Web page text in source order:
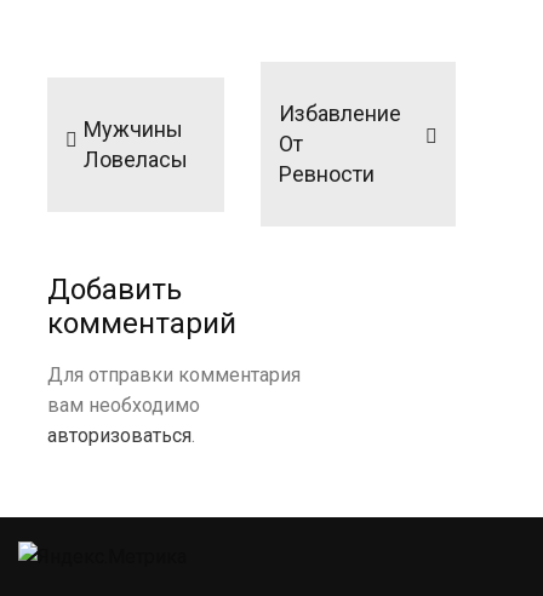
записям
Мужчины
Ловеласы
Избавление
От
Ревности
Добавить
комментарий
Для отправки комментария
вам необходимо
авторизоваться.